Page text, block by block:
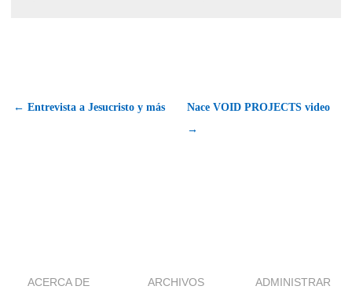
← Entrevista a Jesucristo y más
Nace VOID PROJECTS video
→
ACERCA DE ARCHIVOS ADMINISTRAR